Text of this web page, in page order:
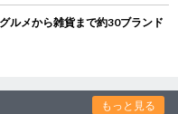
ルメから雑貨まで約30ブランド
もっと見る